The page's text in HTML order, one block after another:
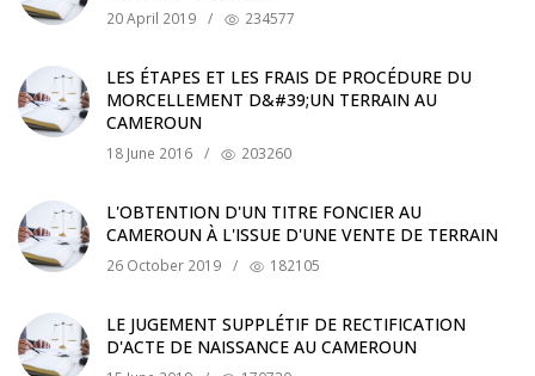
20 April 2019 / 234577
LES ÉTAPES ET LES FRAIS DE PROCÉDURE DU
MORCELLEMENT D&#39;UN TERRAIN AU
CAMEROUN
18 June 2016 / 203260
L'OBTENTION D'UN TITRE FONCIER AU
CAMEROUN À L'ISSUE D'UNE VENTE DE TERRAIN
26 October 2019 / 182105
LE JUGEMENT SUPPLÉTIF DE RECTIFICATION
D'ACTE DE NAISSANCE AU CAMEROUN